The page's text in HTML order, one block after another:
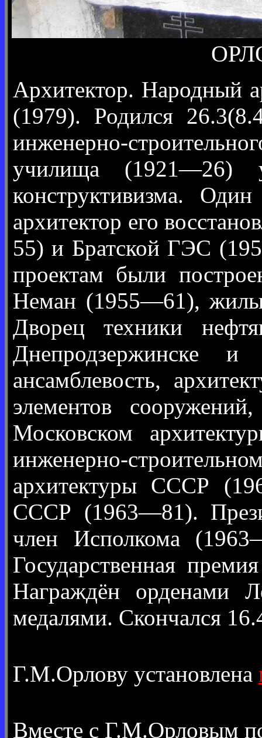
Архитектор. Народный
(1979). Родился
инженерно-
училища (1921—26)
конструктивизма.
архитектор его
55) и Братской ГЭС
проектам были
Неман (1955—61),
Дворец техники
Днепродзержинске
ансамблевость,
элементов
Московском
инженерно-
архитектуры СССР
СССР (1963—81).
член Исполкома
Государственная
Награждён орденами
медалями. Скончался
Г.М.Орлову установлена
Вместе с Г.М.Орловым